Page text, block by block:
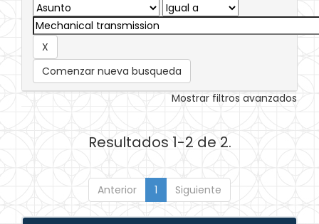
Comenzar nueva busqueda
Mostrar filtros avanzados
Resultados 1-2 de 2.
Anterior 1 Siguiente